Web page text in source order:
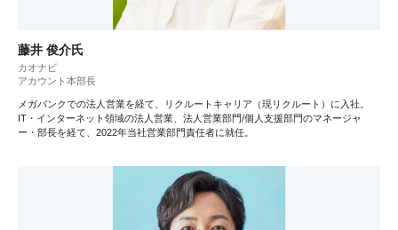
藤井 俊介氏
カオナビ
アカウント本部⻑
メガバンクでの法人営業を経て、リクルートキャリア（現リクルート）に入社。
IT・インターネット領域の法人営業、法人営業部門/個人支援部門のマネージャ
ー・部長を経て、2022年当社営業部門責任者に就任。